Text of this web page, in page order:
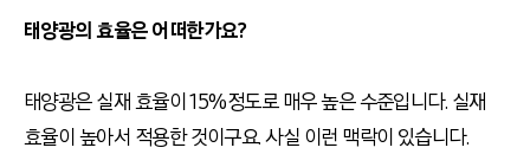
태양광의 효율은 어떠한가요?
태양광은 실재 효율이 15%정도로 매우 높은 수준입니다. 실재
효율이 높아서 적용한 것이구요. 사실 이런 맥락이 있습니다.